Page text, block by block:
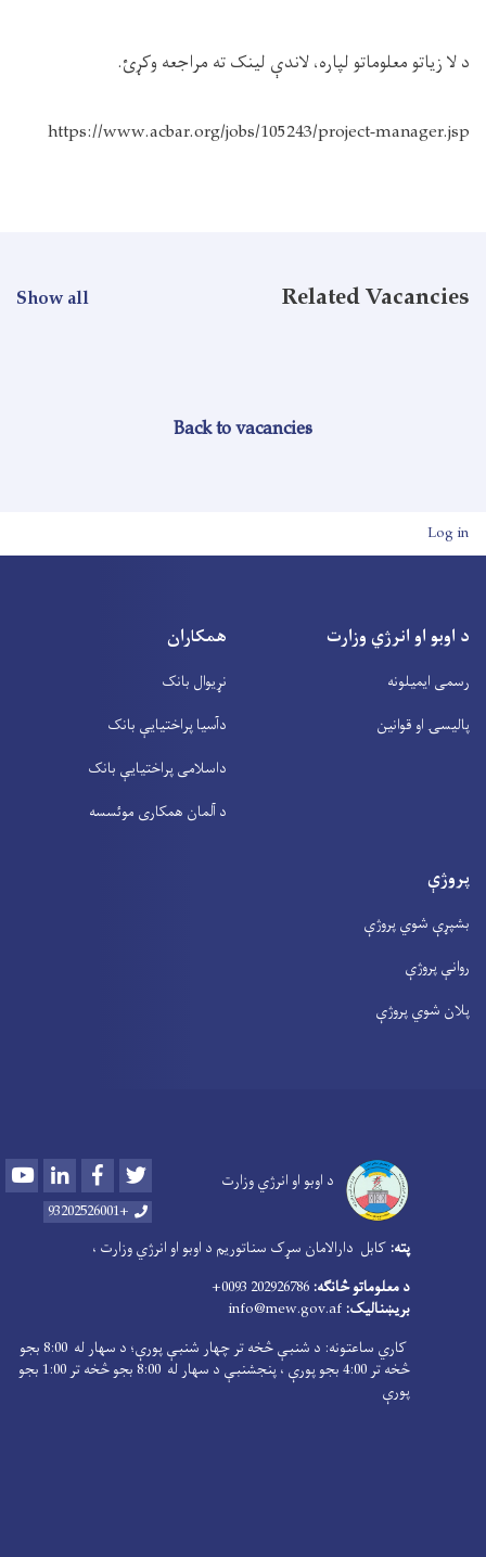
د لا زیاتو معلوماتو لپاره، لاندې لینک ته مراجعه وکړئ.
https://www.acbar.org/jobs/105243/project-manager.jsp
Related Vacancies
Show all
Back to vacancies
User account menu
Log in
د اوبو او انرژي وزارت
رسمی ایمیلونه
پالیسۍ او قوانین
همکاران
نړیوال بانک
دآسیا پراختیايې بانک
داسلامی پراختیايې بانک
د آلمان همکاری موئسسه
پروژې
بشپړې شوي پروژې
روانې پروژې
پلان شوي پروژې
د اوبو او انرژي وزارت YoutubeLinkedInFacebook
+93202526001
پته: کابل دارالامان سړک سناتوریم د اوبو او انرژي وزارت ،
د معلوماتو څانګه: 202926786 0093+
بریښنالیک: info@mew.gov.af
کاري ساعتونه: د شنبې څخه تر چهار شنبې پورې؛ د سهار له 8:00 بجو
څخه تر 4:00 بجو پورې ، پنجشنبې د سهار له 8:00 بجو څخه تر 1:00 بجو
پورې